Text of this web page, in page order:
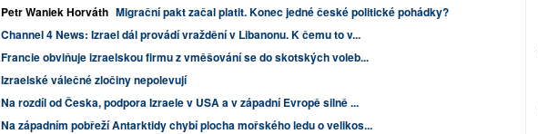
Petr Waniek Horváth Migrační pakt začal platit. Konec jedné české politické pohádky?
Channel 4 News: Izrael dál provádí vraždění v Libanonu. K čemu to v...
Francie obviňuje izraelskou firmu z vměšování se do skotských voleb...
Izraelské válečné zločiny nepolevují
Na rozdíl od Česka, podpora Izraele v USA a v západní Evropě silně ...
Na západním pobřeží Antarktidy chybí plocha mořského ledu o velikos...